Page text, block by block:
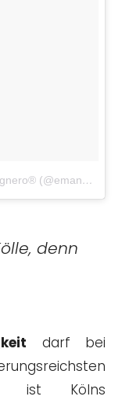
Ein Beitrag geteilt von Emanuele Cavagnero® (@emanuele.cavagnero)
denn
darf bei
ist Kölns